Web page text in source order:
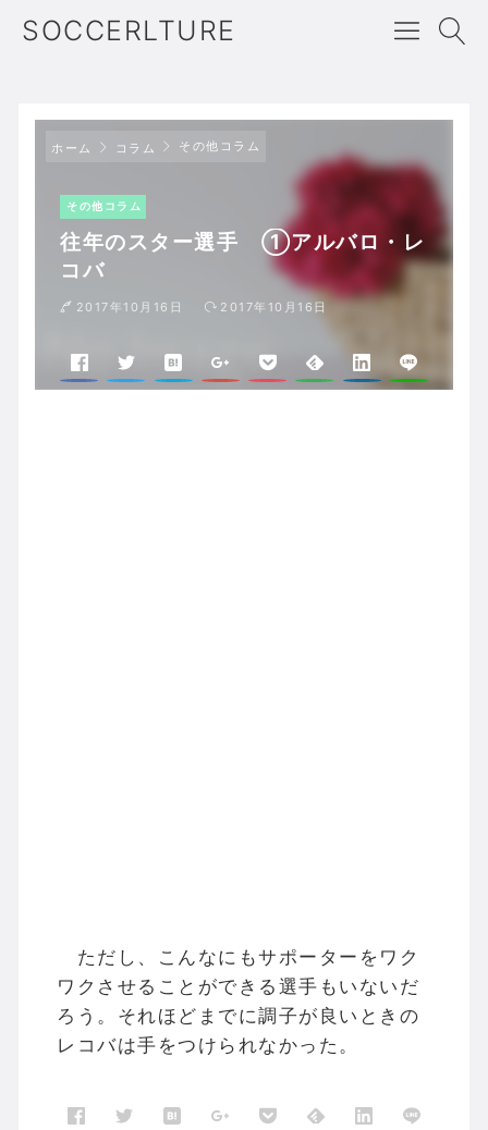
SOCCERLTURE
ホーム コラム その他コラム
その他コラム
往年のスター選手 ①アルバロ・レ
コバ
2017年10月16日 2017年10月16日
ただし、こんなにもサポーターをワク
ワクさせることができる選手もいないだ
ろう。それほどまでに調子が良いときの
レコバは手をつけられなかった。